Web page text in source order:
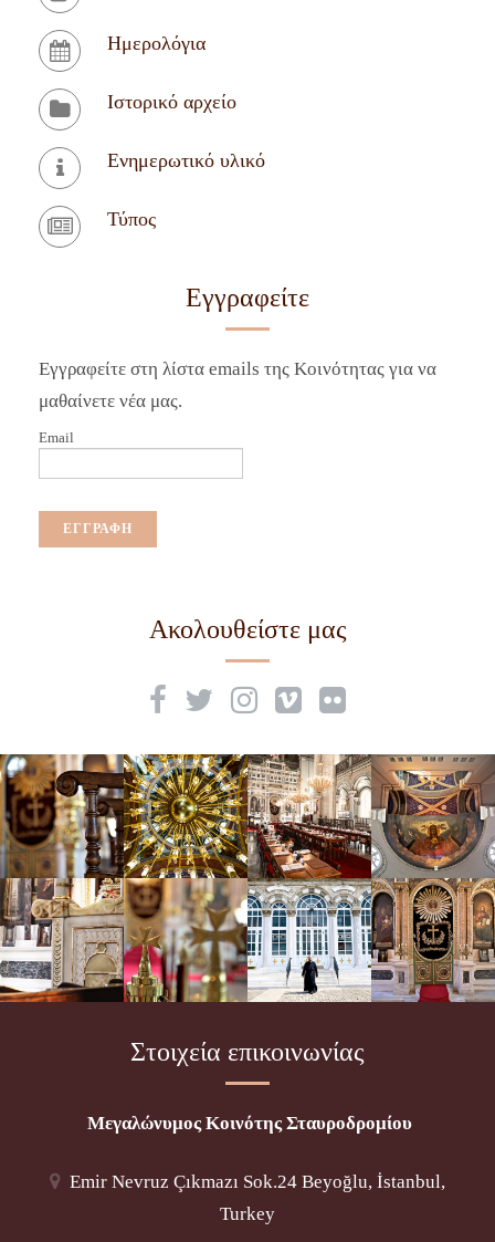
Ημερολόγια
Ιστορικό αρχείο
Ενημερωτικό υλικό
Τύπος
Εγγραφείτε
Εγγραφείτε στη λίστα emails της Κοινότητας για να
μαθαίνετε νέα μας.
Email
Ακολουθείστε μας
Στοιχεία επικοινωνίας
Μεγαλώνυμος Κοινότης Σταυροδρομίου
Emir Nevruz Çıkmazı Sok.24 Beyoğlu, İstanbul,
Turkey